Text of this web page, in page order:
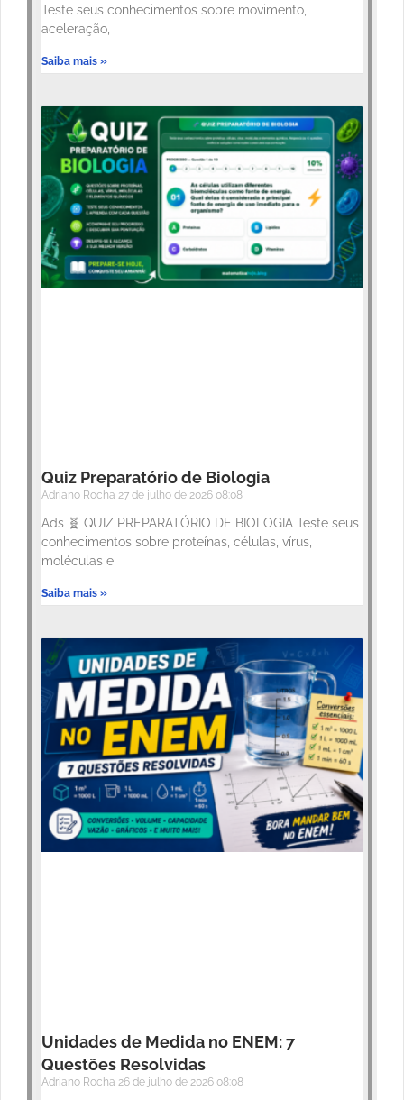
Teste seus conhecimentos sobre movimento,
aceleração,
Saiba mais »
Quiz Preparatório de Biologia
Adriano Rocha 27 de julho de 2026 08:08
Ads 🧬 QUIZ PREPARATÓRIO DE BIOLOGIA Teste seus
conhecimentos sobre proteínas, células, vírus,
moléculas e
Saiba mais »
Unidades de Medida no ENEM: 7
Questões Resolvidas
Adriano Rocha 26 de julho de 2026 08:08